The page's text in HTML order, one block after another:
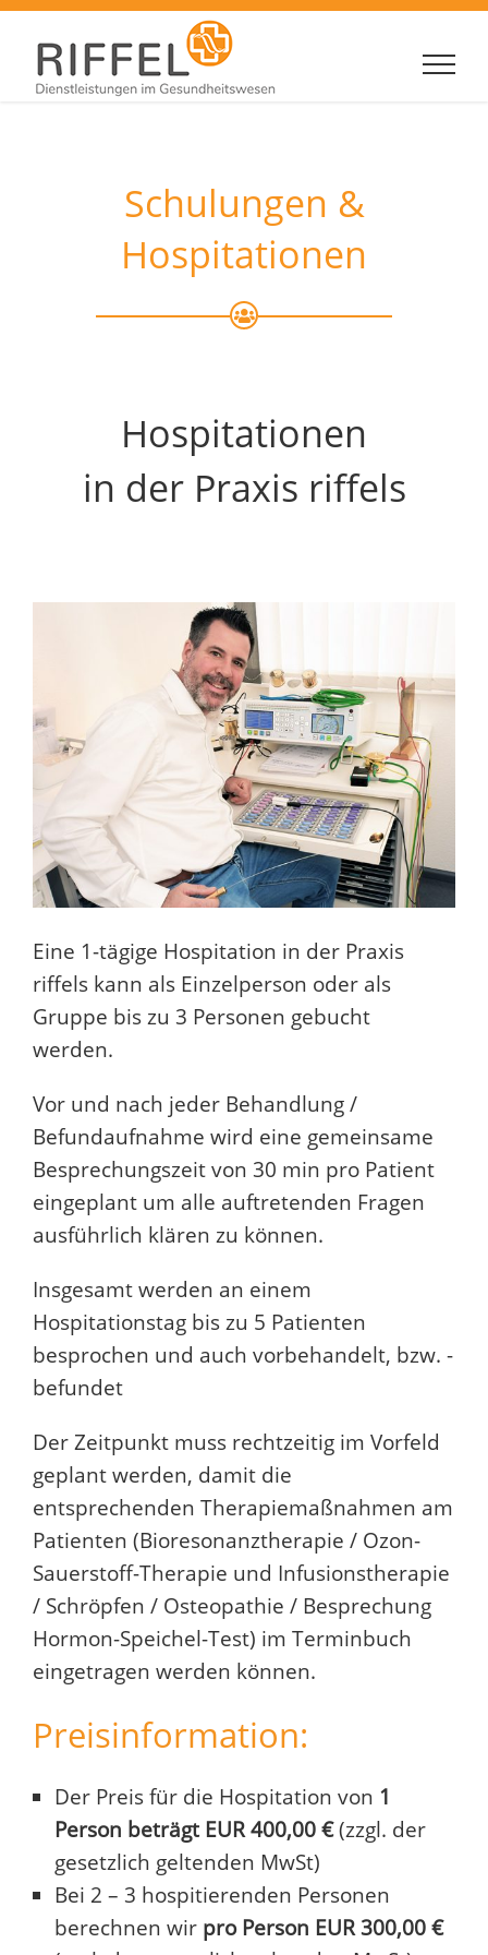
Zum
Inhalt
springen
Schulungen &
Hospitationen
Hospitationen
in der Praxis riffels
Eine 1-tägige Hospitation in der Praxis
riffels kann als Einzelperson oder als
Gruppe bis zu 3 Personen gebucht
werden.
Vor und nach jeder Behandlung /
Befundaufnahme wird eine gemeinsame
Besprechungszeit von 30 min pro Patient
eingeplant um alle auftretenden Fragen
ausführlich klären zu können.
Insgesamt werden an einem
Hospitationstag bis zu 5 Patienten
besprochen und auch vorbehandelt, bzw. -
befundet
Der Zeitpunkt muss rechtzeitig im Vorfeld
geplant werden, damit die
entsprechenden Therapiemaßnahmen am
Patienten (Bioresonanztherapie / Ozon-
Sauerstoff-Therapie und Infusionstherapie
/ Schröpfen / Osteopathie / Besprechung
Hormon-Speichel-Test) im Terminbuch
eingetragen werden können.
Preisinformation:
Der Preis für die Hospitation von 1
Person beträgt EUR 400,00 €(zzgl. der
gesetzlich geltenden MwSt)
Bei 2 – 3 hospitierenden Personen
berechnen wir pro Person EUR 300,00 €